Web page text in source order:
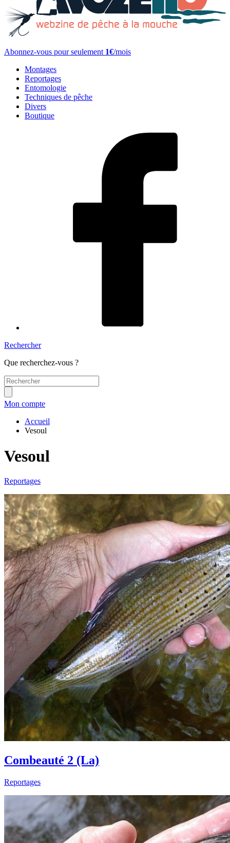
Abonnez-vous pour seulement 1€/mois
Montages
Reportages
Entomologie
Techniques de pêche
Divers
Boutique
Rechercher
Que recherchez-vous ?
Mon compte
Accueil
Vesoul
Vesoul
Reportages
Combeauté 2 (La)
Reportages